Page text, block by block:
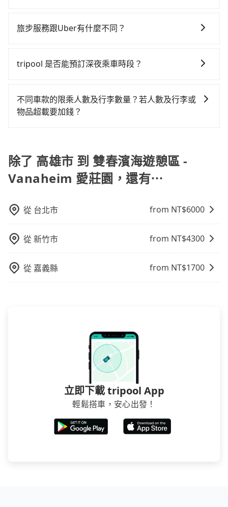
車共乘服務，最多可再節省50%的交通費用。
病的就是車況，打開車門才發現仍有上一組乘客遺留的
但上一位用戶卻遲遲尚未歸還，又或者要還車時卻偏偏
便，但實際使用時還是有其區域的限制，實際可停靠的
地點與你的上下車地點仍有段距離，在遇到下雨天或者
園的跳表小黃可能較為便宜，但當你們人數超過四位
包車：優點是搭乘舒適可以根據自己的需求安排時間和
車：優點是24小時隨叫隨到，價格按錶計費，但若遇交
性和服務質量無法保障，需要自行承擔風險，遇到狀況
事後也無法申訴退費。
旅步服務跟Uber有什麼不同？
中長程提供最優惠的價格。 (3) 全台服務，不分城市與郊
tripool 是否能預訂深夜乘車時段？
不同車款的限乘人數及行李數量？若人數及行李或
物品超載要加錢？
身行李與兩個30吋行李箱 五人座休旅車可乘坐四位乘
客，並可攜帶四個隨身行李與三個30吋行李箱 九人座廂
型車可乘坐八位乘客，並可攜帶八個隨身行李與六個30
能超載人數。 如果您攜帶的行李或物品較多，我們會根
據情況收取微搬家費用，費用在300至500元之間。
除了 高雄市 到 雙春濱海遊憩區 -
Vanaheim 愛莊園，還有⋯
從 台北市 from NT$6000
從新竹市 from NT$4300
從 嘉義縣 from NT$1700
立即下載 tripool App
輕鬆搭車，安心出發！